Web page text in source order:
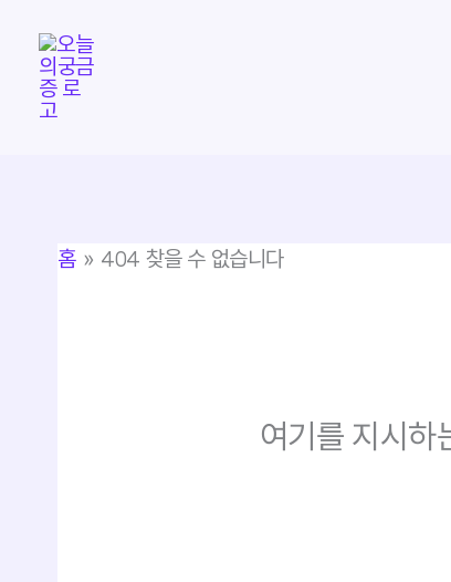
홈 404 찾을 수 없습니다
여기를 지시하